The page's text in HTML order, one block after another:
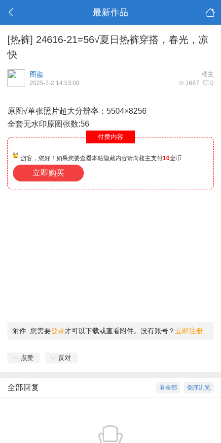
最新作品
[热裤] 24616-21=56√夏日热裤穿搭，春光，凉
快
楼主
图盗
1687 0
2025-7-2 14:53:00
原图√单张照片超大分辨率：5504×8256
全套无水印原图张数:56
付费内容
游客，您好！如果您要查看本帖隐藏内容请向楼主支付10金币
立即购买
附件: 您需要登录才可以下载或查看附件。没有账号？ 立即注册
点赞 反对
倒序浏览
看全部
全部回复